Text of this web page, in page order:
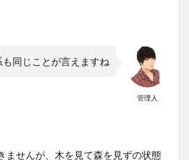
管理人
も同じことが言えますね
ませんが、木を見て森を見ずの状態